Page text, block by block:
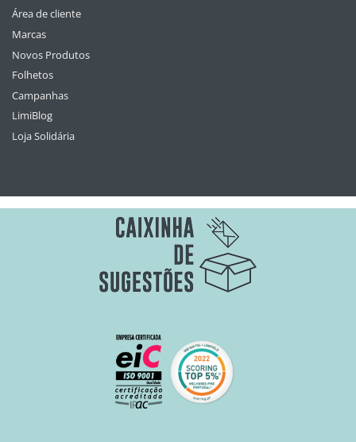
Área de cliente
Marcas
Novos Produtos
Folhetos
Campanhas
LimiBlog
Loja Solidária